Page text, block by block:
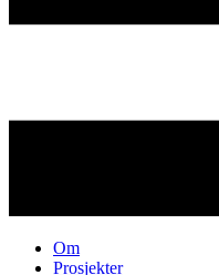
Om
Prosjekter